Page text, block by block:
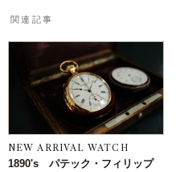
関連記事
NEW ARRIVAL WATCH
1890's パテック・フィリップ